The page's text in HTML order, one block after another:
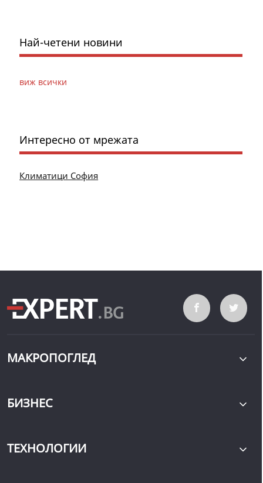
Най-четени новини
виж всички
Интересно от мрежата
Климатици София
МАКРОПОГЛЕД
БИЗНЕС
ТЕХНОЛОГИИ